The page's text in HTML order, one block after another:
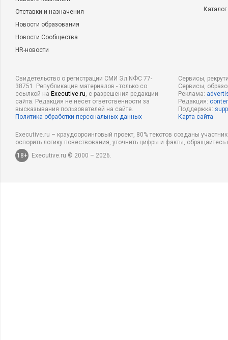
Отставки и назначения
Новости образования
Новости Сообщества
HR-новости
Свидетельство о регистрации СМИ Эл NФС 77-
38751. Републикация материалов - только со
ссылкой на Executive.ru, с разрешения редакции
сайта. Редакция не несет ответственности за
высказывания пользователей на сайте.
Политика обработки персональных данных
Сервисы,
Сервисы,
Реклама:
Редакция:
Поддержка:
Карта сайта
Executive.ru – краудсорсинговый проект, 80% текстов созданы
оспорить логику повествования, уточнить цифры и факты,
18+
Executive.ru © 2000 – 2026.